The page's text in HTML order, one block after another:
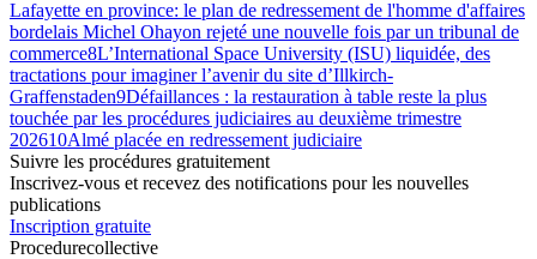
Lafayette en province: le plan de redressement de l'homme d'affaires
bordelais Michel Ohayon rejeté une nouvelle fois par un tribunal de
commerce8L’International Space University (ISU) liquidée, des
tractations pour imaginer l’avenir du site d’Illkirch-
Graffenstaden9Défaillances : la restauration à table reste la plus
touchée par les procédures judiciaires au deuxième trimestre
202610Almé placée en redressement judiciaire
Suivre les procédures gratuitement
Inscrivez-vous et recevez des notifications pour les nouvelles
publications
Inscription gratuite
Procedurecollective